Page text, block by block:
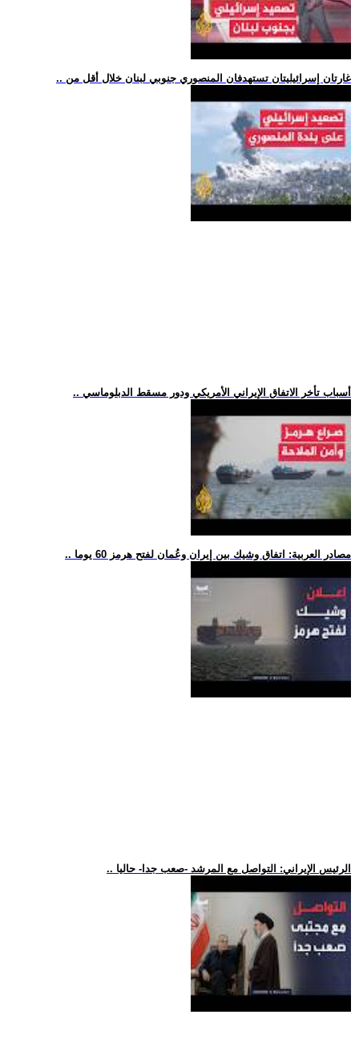
.. غارتان إسرائيليتان تستهدفان المنصوري جنوبي لبنان خلال أقل من
.. أسباب تأخر الاتفاق الإيراني الأمريكي ودور مسقط الدبلوماسي
.. مصادر العربية: اتفاق وشيك بين إيران وعُمان لفتح هرمز 60 يوما
.. الرئيس الإيراني: التواصل مع المرشد -صعب جدا- حاليا